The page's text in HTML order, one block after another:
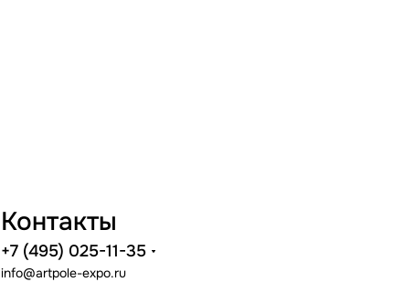
Контакты
+7 (495) 025-11-35
info@artpole-expo.ru